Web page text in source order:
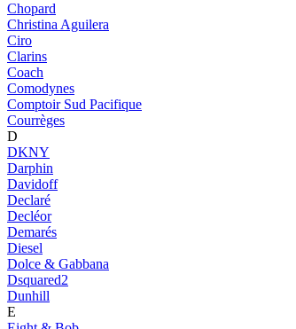
Chopard
Christina Aguilera
Ciro
Clarins
Coach
Comodynes
Comptoir Sud Pacifique
Courrèges
D
DKNY
Darphin
Davidoff
Declaré
Decléor
Demarés
Diesel
Dolce & Gabbana
Dsquared2
Dunhill
E